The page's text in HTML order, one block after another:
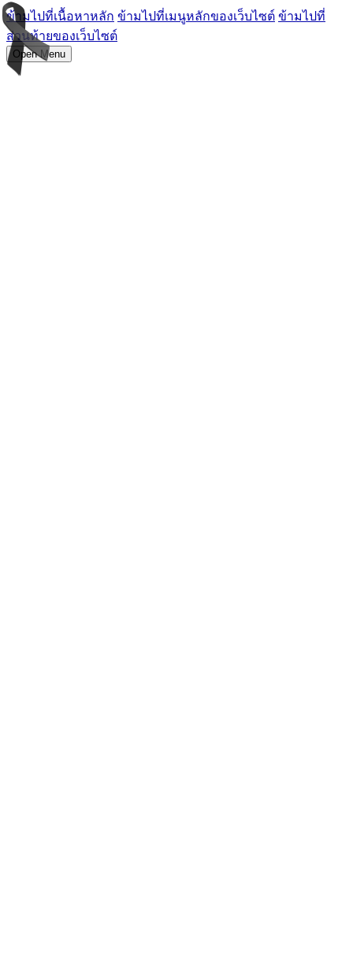
ข้ามไปที่เนื้อหาหลัก ข้ามไปที่เมนูหลักของเว็บไซต์ ข้ามไปที่
ส่วนท้ายของเว็บไซต์
Open Menu